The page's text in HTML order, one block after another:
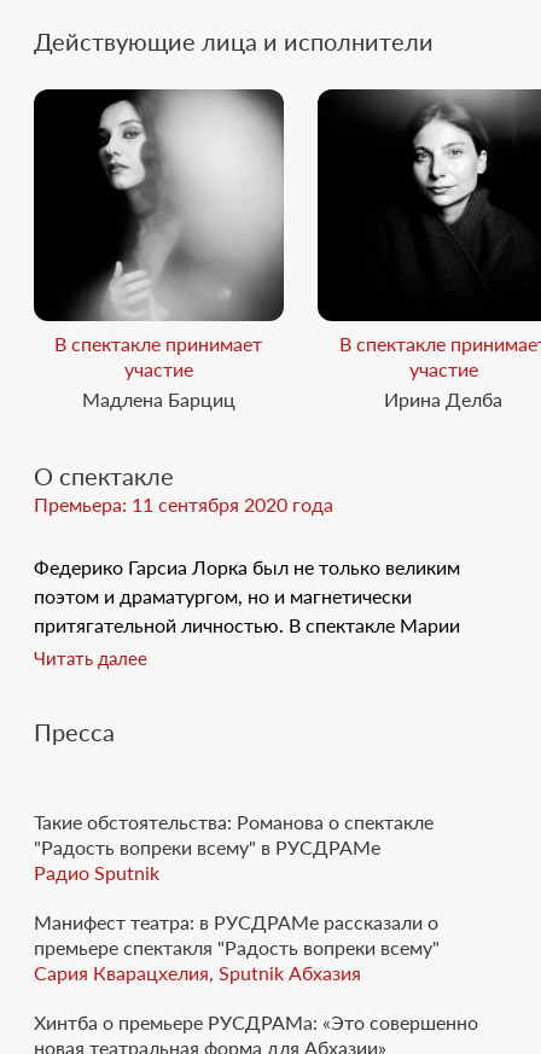
Действующие лица и исполнители
В спектакле принимает
участие
Мадлена Барциц
В спектакле
участие
Ирина Делба
О спектакле
Премьера: 11 сентября 2020 года
Федерико Гарсиа Лорка был не только великим
поэтом и драматургом, но и магнетически
притягательной личностью. В спектакле Марии
Романовой молодые актёры Театра Искандера
прозаических текстов, интервью и размышлений, и
Магическая атмосфера, создаваемая живой,
искренней актёрской эмоцией, вулканически
чувственная поэзия Лорки, его пронзительные
письма к друзьям, остроактуальные мысли о театре,
танце, красоте... Всё это переплавлено в стильное и
цельное действо - великолепный образец
кажется, что актеры говорят о себе, признаются в
Читать далее
Пресса
Такие обстоятельства: Романова о спектакле
"Радость вопреки всему" в РУСДРАМе
Радио Sputnik
Манифест театра: в РУСДРАМе рассказали о
премьере спектакля "Радость вопреки всему"
Сария Кварацхелия, Sputnik Абхазия
Хинтба о премьере РУСДРАМа: «Это совершенно
новая театральная форма для Абхазии»